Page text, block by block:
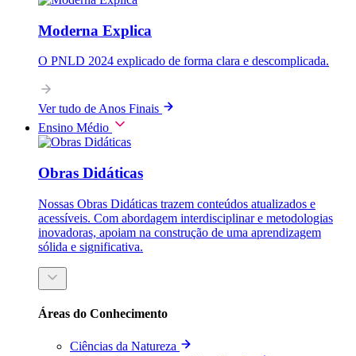
Moderna Explica
O PNLD 2024 explicado de forma clara e descomplicada.
Ver tudo de Anos Finais
Ensino Médio
Obras Didáticas
Nossas Obras Didáticas trazem conteúdos atualizados e
acessíveis. Com abordagem interdisciplinar e metodologias
inovadoras, apoiam na construção de uma aprendizagem
sólida e significativa.
Áreas do Conhecimento
Ciências da Natureza